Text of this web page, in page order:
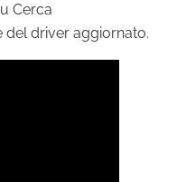
Cerca
driver aggiornato.